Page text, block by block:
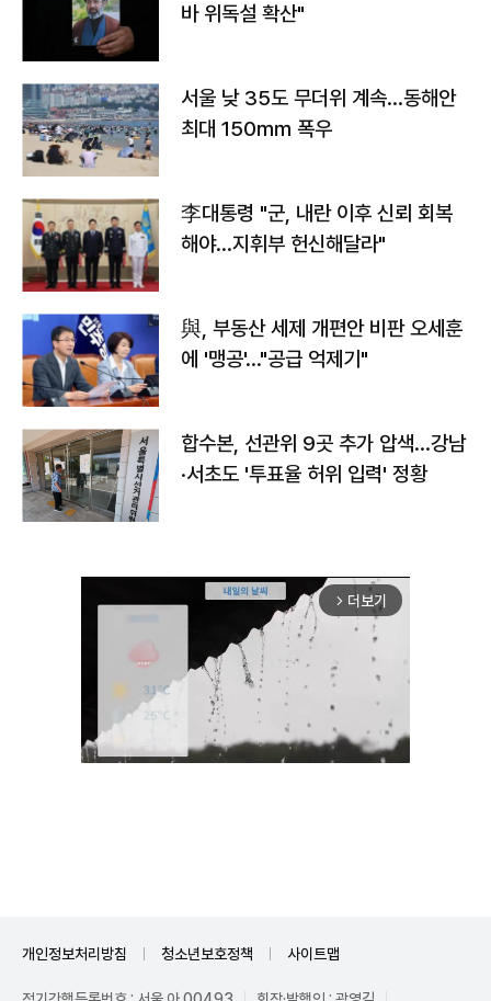
바 위독설 확산"
서울 낮 35도 무더위 계속…동해안
최대 150㎜ 폭우
李대통령 "군, 내란 이후 신뢰 회복
해야…지휘부 헌신해달라"
與, 부동산 세제 개편안 비판 오세훈
에 '맹공'…"공급 억제기"
합수본, 선관위 9곳 추가 압색…강남
·서초도 '투표율 허위 입력' 정황
arrow_forward_ios 더보기
개인정보처리방침 청소년보호정책 사이트맵